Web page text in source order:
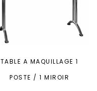
TABLE A MAQUILLAGE 1
POSTE / 1 MIROIR